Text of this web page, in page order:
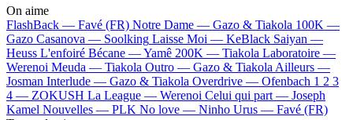
On aime
FlashBack — Favé (FR) Notre Dame — Gazo & Tiakola 100K —
Gazo Casanova — Soolking Laisse Moi — KeBlack Saiyan —
Heuss L'enfoiré Bécane —Yamê 200K — Tiakola Laboratoire —
Werenoi Meuda — Tiakola Outro — Gazo & Tiakola Ailleurs —
Josman Interlude — Gazo & Tiakola Overdrive — Ofenbach 1 2 3
4 — ZOKUSH La League — Werenoi Celui qui part — Joseph
Kamel Nouvelles — PLK No love — Ninho Urus — Favé (FR)